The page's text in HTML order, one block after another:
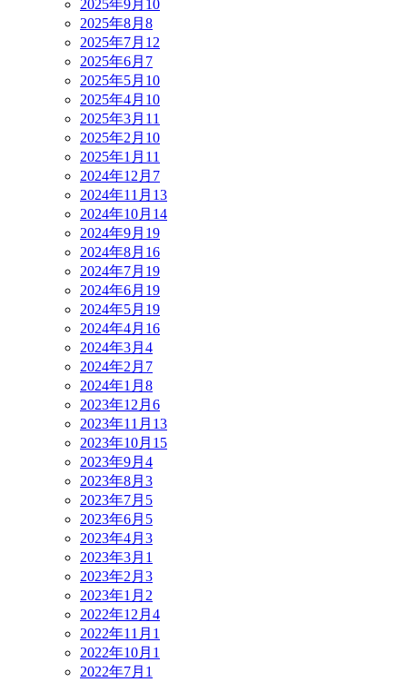
2025年9月 10
2025年8月 8
2025年7月 12
2025年6月 7
2025年5月 10
2025年4月 10
2025年3月 11
2025年2月 10
2025年1月 11
2024年12月 7
2024年11月 13
2024年10月 14
2024年9月 19
2024年8月 16
2024年7月 19
2024年6月 19
2024年5月 19
2024年4月 16
2024年3月 4
2024年2月 7
2024年1月 8
2023年12月 6
2023年11月 13
2023年10月 15
2023年9月 4
2023年8月 3
2023年7月 5
2023年6月 5
2023年4月 3
2023年3月 1
2023年2月 3
2023年1月 2
2022年12月 4
2022年11月 1
2022年10月 1
2022年7月 1